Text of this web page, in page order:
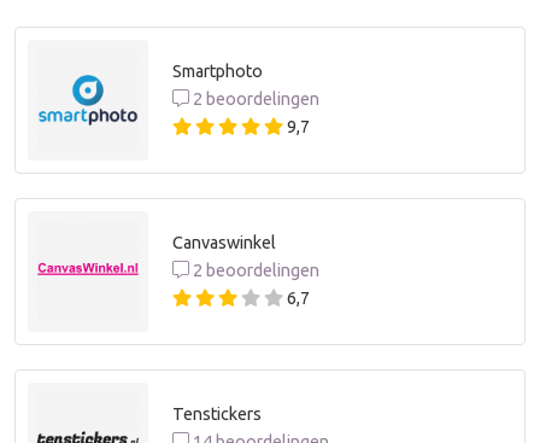
Smartphoto
2 beoordelingen
9,7
Canvaswinkel
2 beoordelingen
6,7
Tenstickers